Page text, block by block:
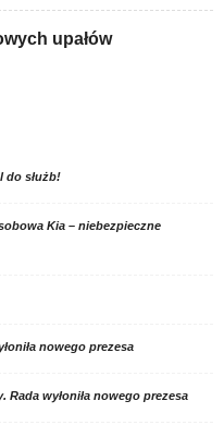
upałów
do służb!
Kia – niebezpieczne
nowego prezesa
Rada wyłoniła nowego prezesa